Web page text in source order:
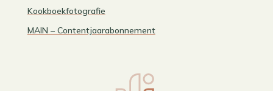
Kookboekfotografie
MAIN – Contentjaarabonnement